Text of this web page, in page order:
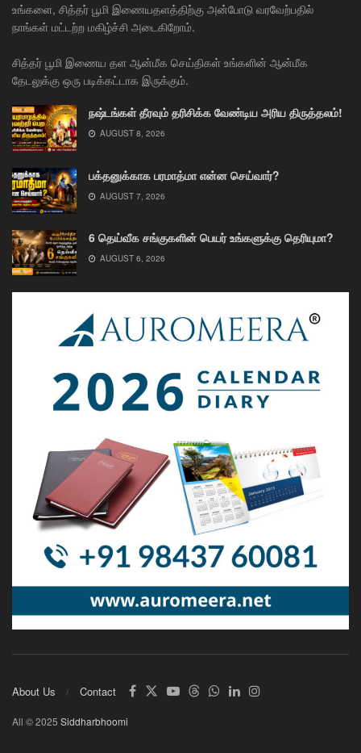
உங்களை, சித்தர் பூமி இணையதளத்திற்கு அன்போடு வரவேற்பதில்
நாங்கள் மட்டற்ற மகிழ்ச்சி அடைகிறோம்.
சித்தர் பூமி இணைய தள ஆன்மீக செய்திகள் உங்களின் ஆன்மீக
தேடலுக்கு ஒரு படிக்கட்டாக இருக்கும்.
நஷ்டங்கள் தீரவும் தரிசிக்க வேண்டிய அரிய திருத்தலம்!
AUGUST 8, 2026
பக்தனுக்காக பரமாத்மா என்ன செய்வார்?
AUGUST 7, 2026
6 தெய்வீக சங்குகளின் பெயர் உங்களுக்கு தெரியுமா?
AUGUST 6, 2026
About Us Contact
All © 2025 Siddharbhoomi